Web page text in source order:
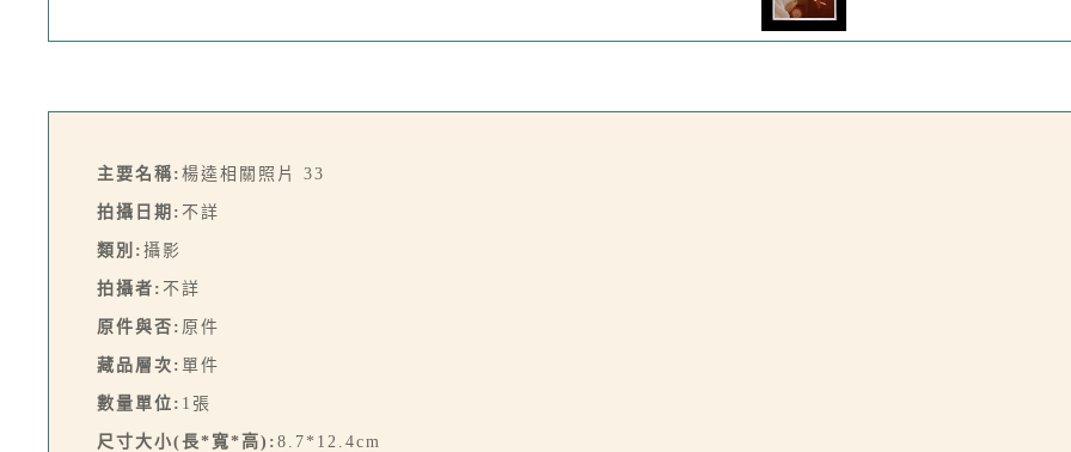
主要名稱: 楊逵相關照片 33
拍攝日期: 不詳
類別: 攝影
拍攝者: 不詳
原件與否: 原件
藏品層次: 單件
數量單位: 1張
尺寸大小(長*寬*高): 8.7*12.4cm